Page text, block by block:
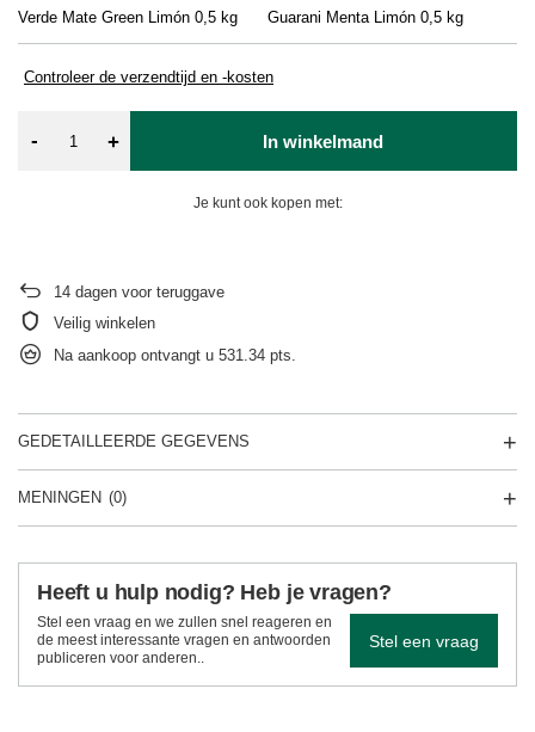
Verde Mate Green Limón 0,5 kg Guarani Menta Limón 0,5 kg
Controleer de verzendtijd en -kosten
- + In winkelmand
Je kunt ook kopen met:
14 dagen voor teruggave
Veilig winkelen
Na aankoop ontvangt u 531.34 pts.
GEDETAILLEERDE GEGEVENS
MENINGEN (0)
Heeft u hulp nodig? Heb je vragen?
Stel een vraag en we zullen snel reageren en
de meest interessante vragen en antwoorden
publiceren voor anderen..
Stel een vraag